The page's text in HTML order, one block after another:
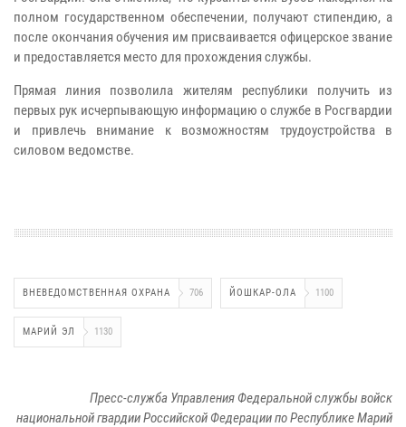
полном государственном обеспечении, получают стипендию, а
после окончания обучения им присваивается офицерское звание
и предоставляется место для прохождения службы.
Прямая линия позволила жителям республики получить из
первых рук исчерпывающую информацию о службе в Росгвардии
и привлечь внимание к возможностям трудоустройства в
силовом ведомстве.
ВНЕВЕДОМСТВЕННАЯ ОХРАНА 706 ЙОШКАР-ОЛА 1100
МАРИЙ ЭЛ 1130
Пресс-служба Управления Федеральной службы войск
национальной гвардии Российской Федерации по Республике Марий